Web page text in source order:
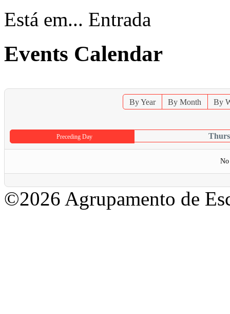
Está em... Entrada
Events Calendar
By Year By Month By
Preceding Day
No
©2026 Agrupamento de